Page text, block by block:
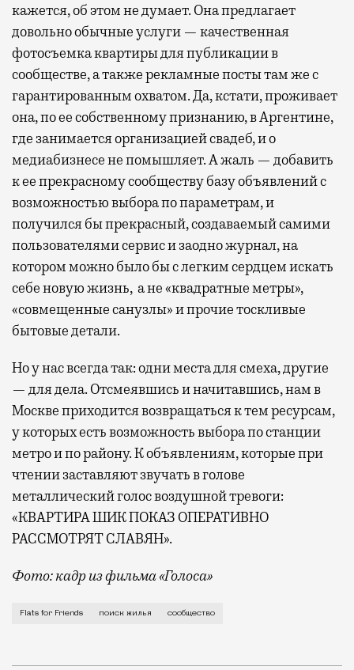
кажется, об этом не думает. Она предлагает
довольно обычные услуги — качественная
фотосъемка квартиры для публикации в
сообществе, а также рекламные посты там же с
гарантированным охватом. Да, кстати, проживает
она, по ее собственному признанию, в Аргентине,
где занимается организацией свадеб, и о
медиабизнесе не помышляет. А жаль — добавить
к ее прекрасному сообществу базу объявлений с
возможностью выбора по параметрам, и
получился бы прекрасный, создаваемый самими
пользователями сервис и заодно журнал, на
котором можно было бы с легким сердцем искать
себе новую жизнь, а не «квадратные метры»,
«совмещенные санузлы» и прочие тоскливые
бытовые детали.
Но у нас всегда так: одни места для смеха, другие
— для дела. Отсмеявшись и начитавшись, нам в
Москве приходится возвращаться к тем ресурсам,
у которых есть возможность выбора по станции
метро и по району. К объявлениям, которые при
чтении заставляют звучать в голове
металлический голос воздушной тревоги:
«КВАРТИРА ШИК ПОКАЗ ОПЕРАТИВНО
РАССМОТРЯТ СЛАВЯН».
Фото: кадр из фильма «Голоса»
Когда пытаешься снять квартиру, приходится
Flats for Friends поиск жилья сообщество